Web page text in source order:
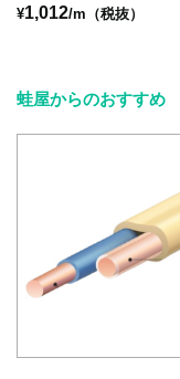
¥1,012/m（税抜）
蛙屋からのおすすめ